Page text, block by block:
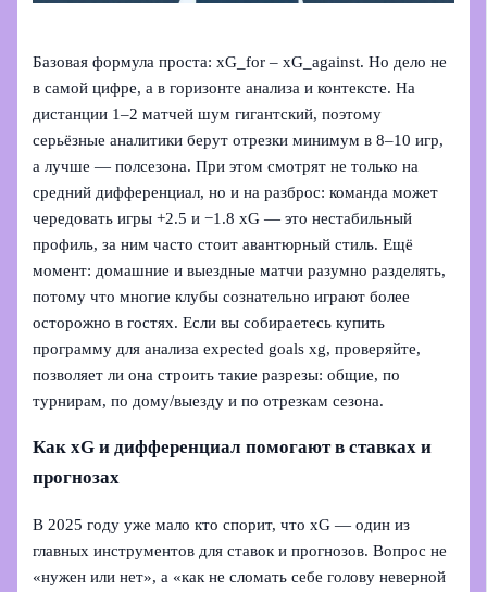
Базовая формула проста: xG_for – xG_against. Но дело не
в самой цифре, а в горизонте анализа и контексте. На
дистанции 1–2 матчей шум гигантский, поэтому
серьёзные аналитики берут отрезки минимум в 8–10 игр,
а лучше — полсезона. При этом смотрят не только на
средний дифференциал, но и на разброс: команда может
чередовать игры +2.5 и −1.8 xG — это нестабильный
профиль, за ним часто стоит авантюрный стиль. Ещё
момент: домашние и выездные матчи разумно разделять,
потому что многие клубы сознательно играют более
осторожно в гостях. Если вы собираетесь купить
программу для анализа expected goals xg, проверяйте,
позволяет ли она строить такие разрезы: общие, по
турнирам, по дому/выезду и по отрезкам сезона.
Как xG и дифференциал помогают в ставках и
прогнозах
В 2025 году уже мало кто спорит, что xG — один из
главных инструментов для ставок и прогнозов. Вопрос не
«нужен или нет», а «как не сломать себе голову неверной